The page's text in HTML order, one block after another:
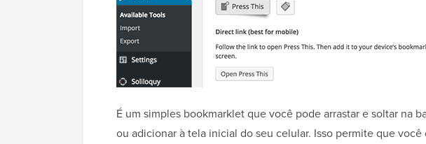
É um simples bookmarklet que você pode arrastar e soltar na
ou adicionar à tela inicial do seu celular. Isso permite que